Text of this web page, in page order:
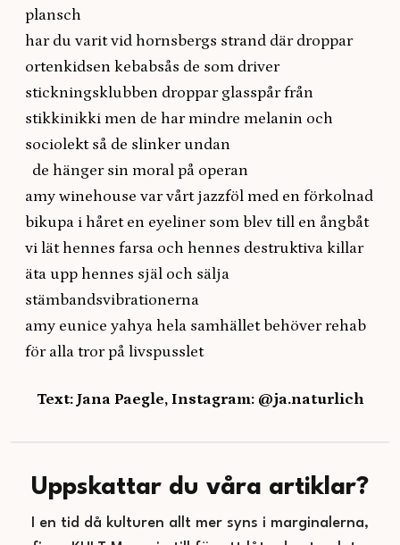
plansch
har du varit vid hornsbergs strand där droppar
ortenkidsen kebabsås de som driver
stickningsklubben droppar glasspår från
stikkinikki men de har mindre melanin och
sociolekt så de slinker undan
de hänger sin moral på operan
amy winehouse var vårt jazzföl med en förkolnad
bikupa i håret en eyeliner som blev till en ångbåt
vi lät hennes farsa och hennes destruktiva killar
äta upp hennes själ och sälja
stämbandsvibrationerna
amy eunice yahya hela samhället behöver rehab
för alla tror på livspusslet
Text: Jana Paegle, Instagram: @ja.naturlich
Uppskattar du våra artiklar?
I en tid då kulturen allt mer syns i marginalerna,